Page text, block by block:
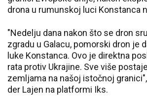
drona u rumunskoj luci Konstanca
"Nedelju dana nakon što se dron
zgradu u Galacu, pomorski dron je
luke Konstanca. Ovo je direktna
rata protiv Ukrajine. Sve više
zemljama na našoj istočnoj
der Lajen na platformi Iks.